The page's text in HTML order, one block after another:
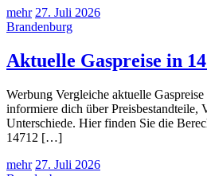
mehr 27. Juli 2026
Brandenburg
Aktuelle Gaspreise in
Werbung Vergleiche aktuelle
informiere dich über Preisbestandteile,
Unterschiede. Hier finden Sie die
14712 […]
mehr 27. Juli 2026